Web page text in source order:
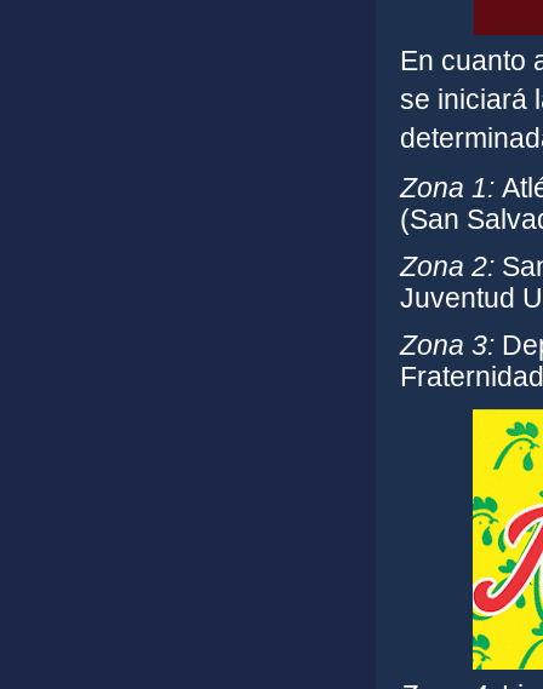
En cuanto
se iniciará
Zona 1:
(San
Zona 2:
Juventud
Zona 3: